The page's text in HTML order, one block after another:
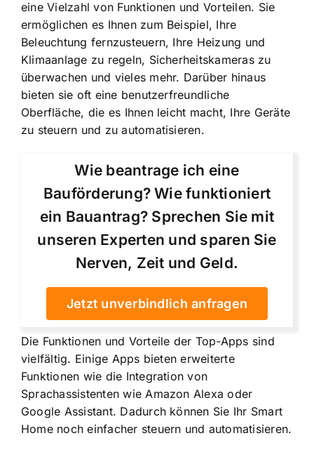
eine Vielzahl von Funktionen und Vorteilen. Sie
ermöglichen es Ihnen zum Beispiel, Ihre
Beleuchtung fernzusteuern, Ihre Heizung und
Klimaanlage zu regeln, Sicherheitskameras zu
überwachen und vieles mehr. Darüber hinaus
bieten sie oft eine benutzerfreundliche
Oberfläche, die es Ihnen leicht macht, Ihre Geräte
zu steuern und zu automatisieren.
Wie beantrage ich eine
Bauförderung? Wie funktioniert
ein Bauantrag? Sprechen Sie mit
unseren Experten und sparen Sie
Nerven, Zeit und Geld.
Jetzt unverbindlich anfragen
Die Funktionen und Vorteile der Top-Apps sind
vielfältig. Einige Apps bieten erweiterte
Funktionen wie die Integration von
Sprachassistenten wie Amazon Alexa oder
Google Assistant. Dadurch können Sie Ihr Smart
Home noch einfacher steuern und automatisieren.